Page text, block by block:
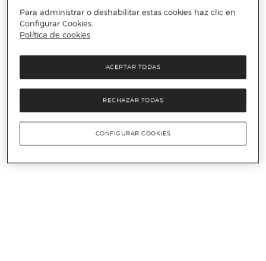
Para administrar o deshabilitar estas cookies haz clic en
Configurar Cookies.
Política de cookies
RECHAZAR TODAS
ACEPTAR TODAS
CONFIGURAR COOKIES